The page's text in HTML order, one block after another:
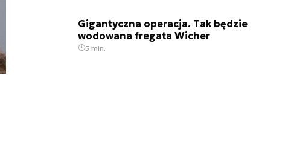
Gigantyczna operacja. Tak będzie
wodowana fregata Wicher
5 min.